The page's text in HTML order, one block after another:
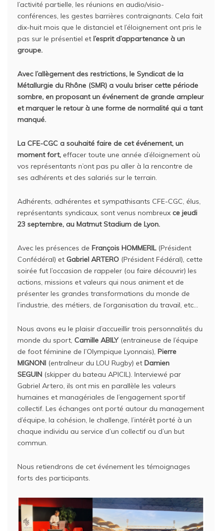
l’activité partielle, les réunions en audio/visio-
conférences, les gestes barrières contraignants. Cela fait
dix-huit mois que le distanciel et l’éloignement ont pris le
pas sur le présentiel et l’esprit d’appartenance à un
groupe.
Avec l’allègement des restrictions, le Syndicat de la
Métallurgie du Rhône (SMR) a voulu briser cette période
sombre, en proposant un événement de grande ampleur
et marquer le retour à une forme de normalité qui a tant
manqué.
La CFE-CGC a souhaité faire de cet événement, un
moment fort, effacer toute une année d’éloignement où
vos représentants n’ont pas pu aller à la rencontre de
ses adhérents et des salariés sur le terrain.
Adhérents, adhérentes et sympathisants CFE-CGC, élus,
représentants syndicaux, sont venus nombreux ce jeudi
23 septembre, au Matmut Stadium de Lyon.
Avec les présences de François HOMMERIL (Président
Confédéral) et Gabriel ARTERO (Président Fédéral), cette
soirée fut l’occasion de rappeler (ou faire découvrir) les
actions, missions et valeurs qui nous animent et de
présenter les grandes transformations du monde de
l’industrie, des métiers, de l’organisation du travail, etc…
Nous avons eu le plaisir d’accueillir trois personnalités du
monde du sport, Camille ABILY(entraineuse de l’équipe
de foot féminine de l’Olympique Lyonnais), Pierre
MIGNONI (entraîneur du LOU Rugby) et Damien
SEGUIN (skipper du bateau APICIL). Interviewé par
Gabriel Artero, ils ont mis en parallèle les valeurs
humaines et managériales de l’engagement sportif
collectif. Les échanges ont porté autour du management
d’équipe, la cohésion, le challenge, l’intérêt porté à un
chaque individu au service d’un collectif ou d’un but
commun.
Nous retiendrons de cet événement les témoignages
forts des participants.